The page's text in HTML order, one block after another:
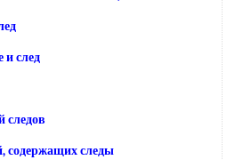
и след
следов
содержащих следы